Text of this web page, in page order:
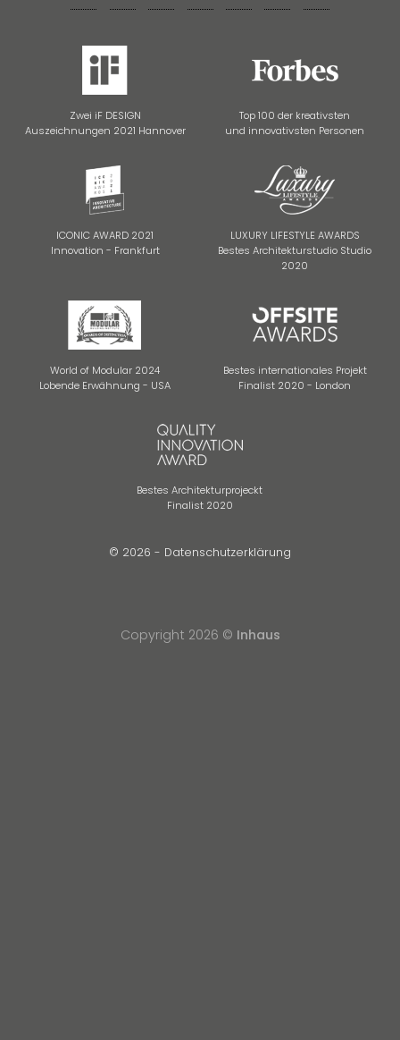
Zwei iF DESIGN
Auszeichnungen 2021 Hannover
Top 100 der kreativsten
und innovativsten Personen
ICONIC AWARD 2021
Innovation - Frankfurt
LUXURY LIFESTYLE AWARDS
Bestes Architekturstudio Studio
2020
World of Modular 2024
Lobende Erwähnung - USA
Bestes internationales Projekt
Finalist 2020 - London
Bestes Architekturprojeckt
Finalist 2020
© 2026 - Datenschutzerklärung
Copyright 2026 © Inhaus